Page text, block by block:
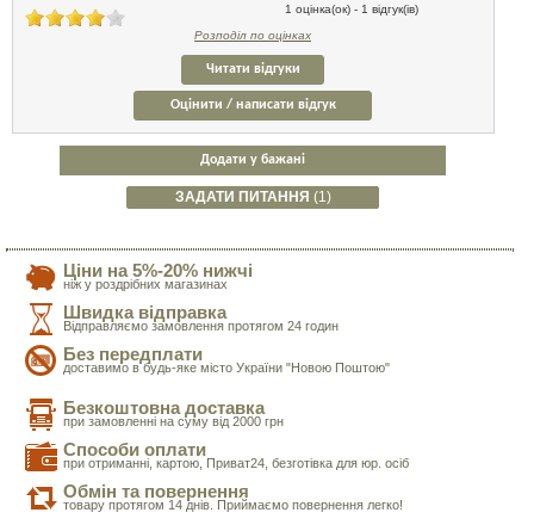
1 оцінка(ок) - 1 відгук(ів)
Розподіл по оцінках
Читати відгуки
Оцінити / написати відгук
Додати у бажані
ЗАДАТИ ПИТАННЯ (1)
Ціни на 5%-20% нижчі
ніж у роздрібних магазинах
Швидка відправка
Відправляємо замовлення протягом 24 годин
Без передплати
доставимо в будь-яке місто України "Новою Поштою"
Безкоштовна доставка
при замовленні на суму від 2000 грн
Способи оплати
при отриманні, картою, Приват24, безготівка для юр. осіб
Обмін та повернення
товару протягом 14 днів. Приймаємо повернення легко!